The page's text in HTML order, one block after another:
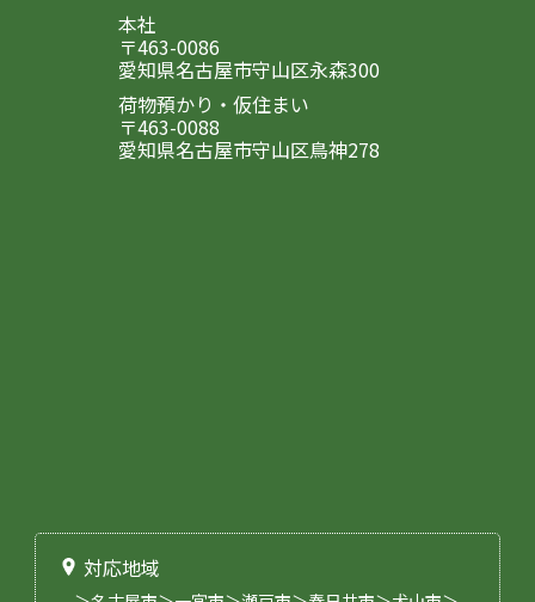
本社
〒463-0086
愛知県名古屋市守山区永森300
荷物預かり・仮住まい
〒463-0088
愛知県名古屋市守山区鳥神278
対応地域